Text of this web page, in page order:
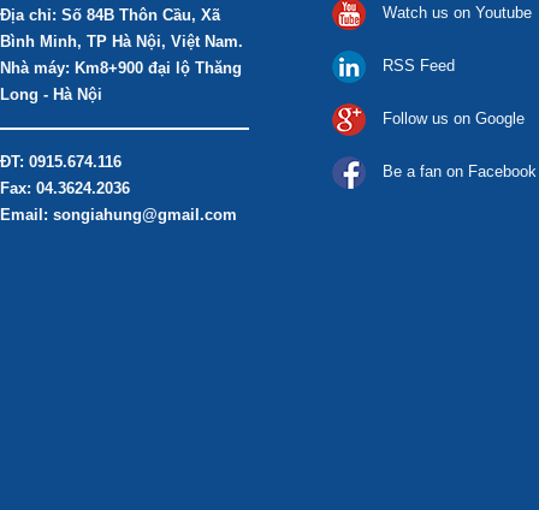
Địa chỉ: Số 84B Thôn Cầu, Xã
Bình Minh, TP Hà Nội, Việt Nam.
Nhà máy: Km8+900 đại lộ Thăng
Long - Hà Nội
ĐT: 0915.674.116
Fax: 04.3624.2036
Email: songiahung@gmail.com
Watch us on Youtube
RSS Feed
Follow us on Google
Be a fan on Facebook